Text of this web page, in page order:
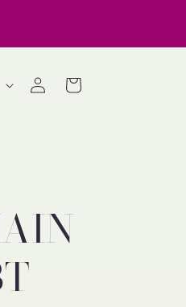
ConnexionPanier